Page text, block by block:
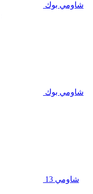
شاومي بوك
شاومي بوك
شاومي 13